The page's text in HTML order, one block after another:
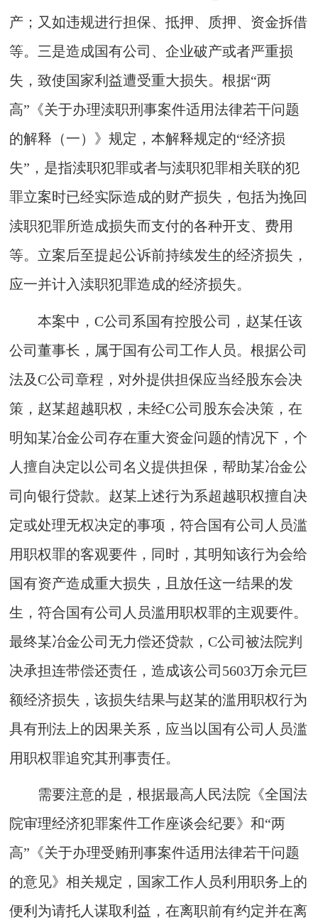
产；又如违规进行担保、抵押、质押、资金拆借
等。三是造成国有公司、企业破产或者严重损
失，致使国家利益遭受重大损失。根据“两
高”《关于办理渎职刑事案件适用法律若干问题
的解释（一）》规定，本解释规定的“经济损
失”，是指渎职犯罪或者与渎职犯罪相关联的犯
罪立案时已经实际造成的财产损失，包括为挽回
渎职犯罪所造成损失而支付的各种开支、费用
等。立案后至提起公诉前持续发生的经济损失，
应一并计入渎职犯罪造成的经济损失。
本案中，C公司系国有控股公司，赵某任该
公司董事长，属于国有公司工作人员。根据公司
法及C公司章程，对外提供担保应当经股东会决
策，赵某超越职权，未经C公司股东会决策，在
明知某冶金公司存在重大资金问题的情况下，个
人擅自决定以公司名义提供担保，帮助某冶金公
司向银行贷款。赵某上述行为系超越职权擅自决
定或处理无权决定的事项，符合国有公司人员滥
用职权罪的客观要件，同时，其明知该行为会给
国有资产造成重大损失，且放任这一结果的发
生，符合国有公司人员滥用职权罪的主观要件。
最终某冶金公司无力偿还贷款，C公司被法院判
决承担连带偿还责任，造成该公司5603万余元巨
额经济损失，该损失结果与赵某的滥用职权行为
具有刑法上的因果关系，应当以国有公司人员滥
用职权罪追究其刑事责任。
需要注意的是，根据最高人民法院《全国法
院审理经济犯罪案件工作座谈会纪要》和“两
高”《关于办理受贿刑事案件适用法律若干问题
的意见》相关规定，国家工作人员利用职务上的
便利为请托人谋取利益，在离职前有约定并在离